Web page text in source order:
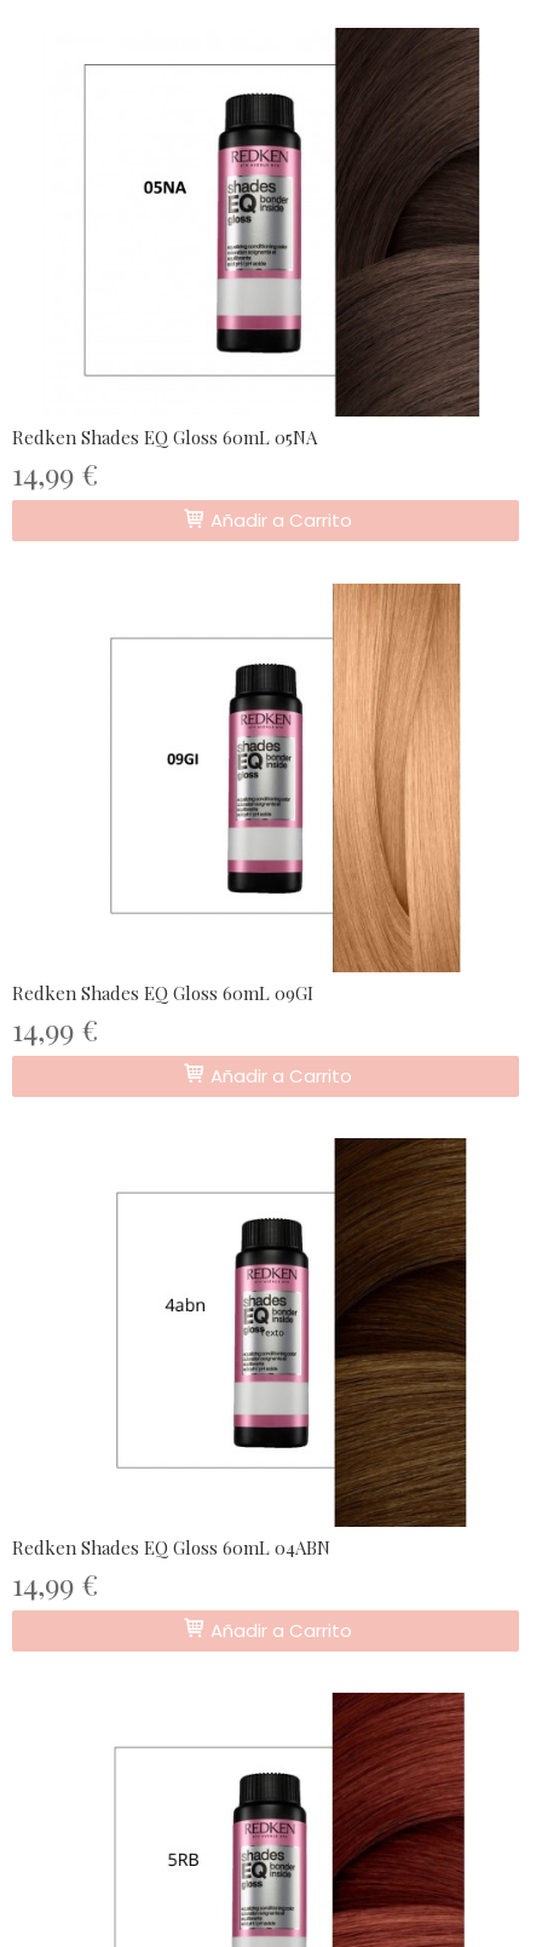
Redken Shades EQ Gloss 60mL 05NA
14,99 €
Añadir a Carrito
Redken Shades EQ Gloss 60mL 09GI
14,99 €
Añadir a Carrito
Redken Shades EQ Gloss 60mL 04ABN
14,99 €
Añadir a Carrito